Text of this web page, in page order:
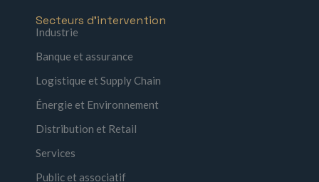
Secteurs d'intervention
Industrie
Banque et assurance
Logistique et Supply Chain
Énergie et Environnement
Distribution et Retail
Services
Public et associatif